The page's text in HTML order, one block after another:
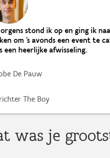
stond ik op en ging ik
om ’s avonds een event te
een heerlijke afwisseling.
De Pauw
The Boy
was je